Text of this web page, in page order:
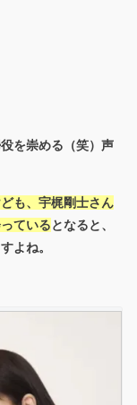
を崇める（笑）声
も、宇梶剛士さん
ているとなると、
よね。